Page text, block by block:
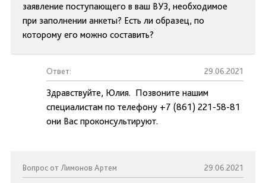
заявление поступающего в ваш ВУЗ, необходимое
при заполнении анкеты? Есть ли образец, по
которому его можно составить?
Ответ: 29.06.2021
Здравствуйте, Юлия. Позвоните нашим
специалистам по телефону +7 (861) 221-58-81
они Вас проконсультируют.
Вопрос от Лимонов Артем 29.06.2021